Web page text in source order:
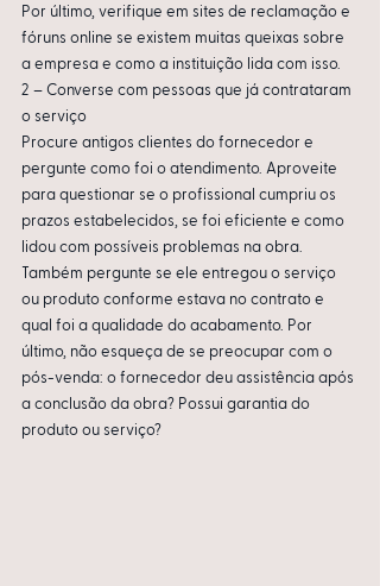
Por último, verifique em sites de reclamação e
fóruns online se existem muitas queixas sobre
a empresa e como a instituição lida com isso.
2 – Converse com pessoas que já contrataram
o serviço
Procure antigos clientes do fornecedor e
pergunte como foi o atendimento. Aproveite
para questionar se o profissional cumpriu os
prazos estabelecidos, se foi eficiente e como
lidou com possíveis problemas na obra.
Também pergunte se ele entregou o serviço
ou produto conforme estava no contrato e
qual foi a qualidade do acabamento. Por
último, não esqueça de se preocupar com o
pós-venda: o fornecedor deu assistência após
a conclusão da obra? Possui garantia do
produto ou serviço?